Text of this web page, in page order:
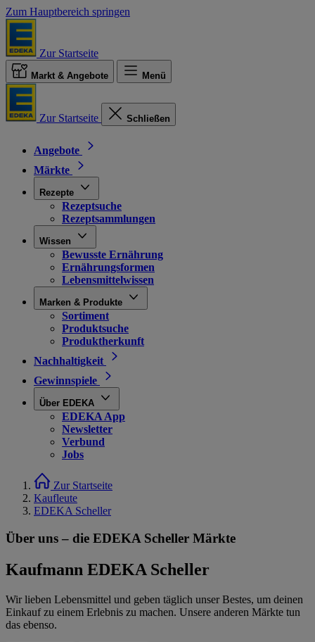
Zum Hauptbereich springen
Zur Startseite
Markt & Angebote Menü
Zur Startseite Schließen
Angebote
Märkte
Rezepte
Rezeptsuche
Rezeptsammlungen
Wissen
Bewusste Ernährung
Ernährungsformen
Lebensmittelwissen
Marken & Produkte
Sortiment
Produktsuche
Produktherkunft
Nachhaltigkeit
Gewinnspiele
Über EDEKA
EDEKA App
Newsletter
Verbund
Jobs
Zur Startseite
Kaufleute
EDEKA Scheller
Über uns – die EDEKA Scheller Märkte
Kaufmann EDEKA Scheller
Wir lieben Lebensmittel und geben täglich unser Bestes, um deinen
Einkauf zu einem Erlebnis zu machen. Unsere anderen Märkte tun
das ebenso.